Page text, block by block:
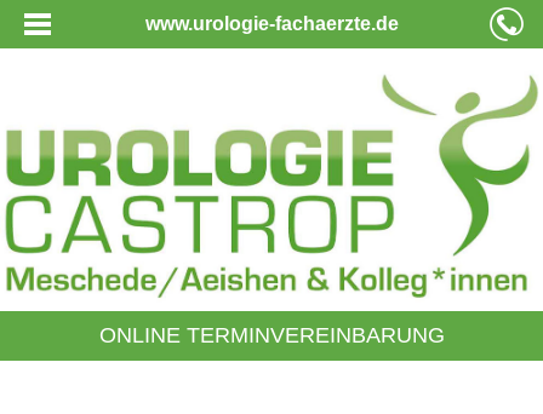
www.urologie-fachaerzte.de
ONLINE TERMINVEREINBARUNG